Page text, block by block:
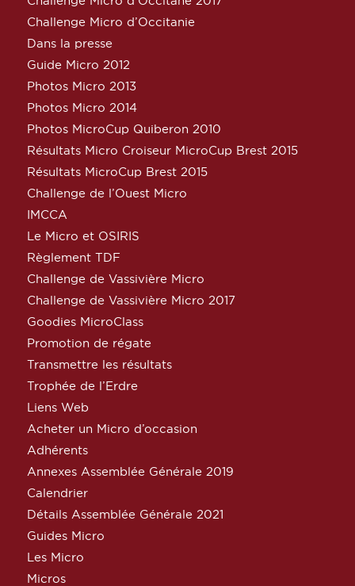
Challenge Micro d’Occitanie
Dans la presse
Guide Micro 2012
Photos Micro 2013
Photos Micro 2014
Photos MicroCup Quiberon 2010
Résultats Micro Croiseur MicroCup Brest 2015
Résultats MicroCup Brest 2015
Challenge de l’Ouest Micro
IMCCA
Le Micro et OSIRIS
Règlement TDF
Challenge de Vassivière Micro
Challenge de Vassivière Micro 2017
Goodies MicroClass
Promotion de régate
Transmettre les résultats
Trophée de l’Erdre
Liens Web
Acheter un Micro d’occasion
Adhérents
Annexes Assemblée Générale 2019
Calendrier
Détails Assemblée Générale 2021
Guides Micro
Les Micro
Micros